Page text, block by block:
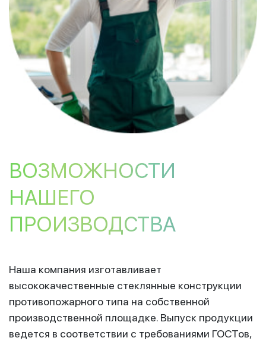
ВОЗМОЖНОСТИ
НАШЕГО
ПРОИЗВОДСТВА
Наша компания изготавливает
высококачественные стеклянные конструкции
противопожарного типа на собственной
производственной площадке. Выпуск продукции
ведется в соответствии с требованиями ГОСТов,